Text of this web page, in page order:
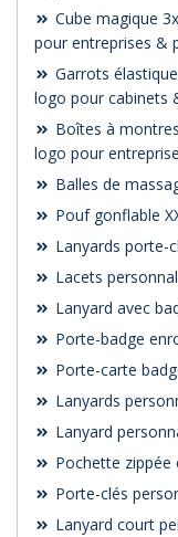
Cube magique
pour entreprises &
Garrots
logo pour cabinets
Boîtes à
logo pour
Balles de
Pouf gonflable
Lanyards porte-
Lacets
Lanyard avec
Porte-badge
Porte-carte
Lanyards
Lanyard
Pochette zippée
Porte-clés
Lanyard court